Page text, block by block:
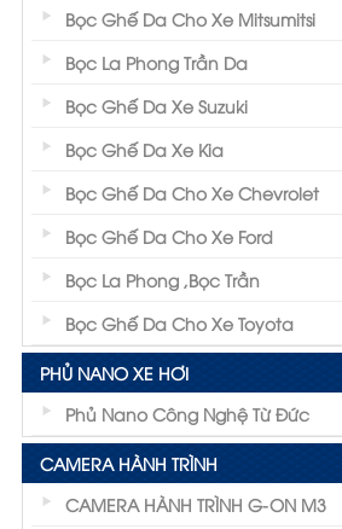
Bọc Ghế Da Cho Xe Mitsumitsi
Bọc La Phong Trần Da
Bọc Ghế Da Xe Suzuki
Bọc Ghế Da Xe Kia
Bọc Ghế Da Cho Xe Chevrolet
Bọc Ghế Da Cho Xe Ford
Bọc La Phong ,Bọc Trần
Bọc Ghế Da Cho Xe Toyota
PHỦ NANO XE HƠI
Phủ Nano Công Nghệ Từ Đức
CAMERA HÀNH TRÌNH
CAMERA HÀNH TRÌNH G-ON M3